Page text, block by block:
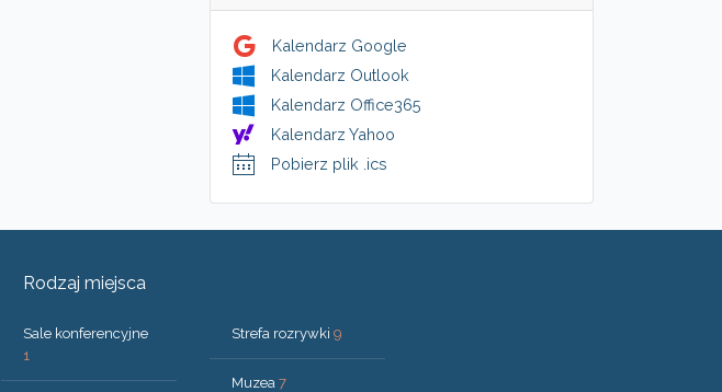
Kalendarz Google
Kalendarz Outlook
Kalendarz Office365
Kalendarz Yahoo
Pobierz plik .ics
Rodzaj miejsca
Sale konferencyjne
1
Strefa rozrywki 9
Muzea 7